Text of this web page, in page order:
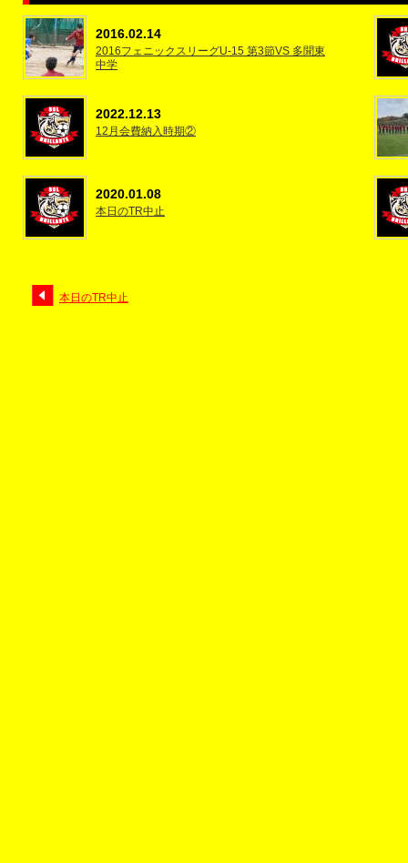
2016.02.14
2016フェニックスリーグU-15 第3節VS 多聞東
中学
2022.12.13
12月会費納入時期②
2020.01.08
本日のTR中止
本日のTR中止